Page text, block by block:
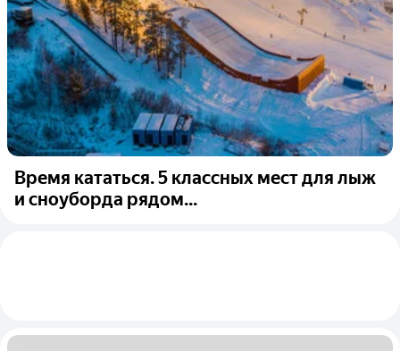
Время кататься. 5 классных мест для лыж
и сноуборда рядом...